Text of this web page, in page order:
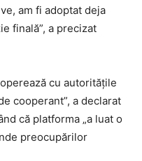
am fi adoptat deja
finală”, a precizat
cu autoritățile
cooperant”, a declarat
că platforma „a luat o
preocupărilor